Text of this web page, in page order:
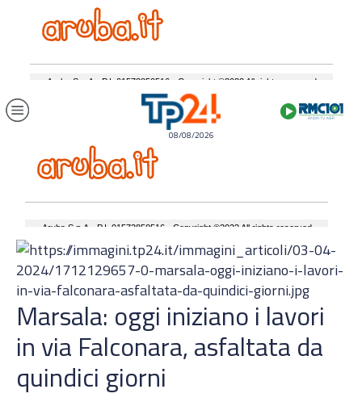
08/08/2026
Marsala: oggi iniziano i lavori
in via Falconara, asfaltata da
quindici giorni